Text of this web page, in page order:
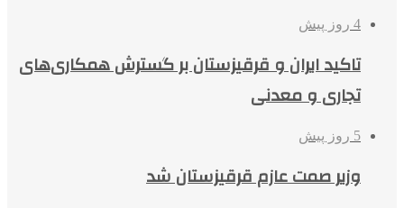
4 روز پیش
تاکید ایران و قرقیزستان بر گسترش همکاری‌های
تجاری و معدنی
5 روز پیش
وزیر صمت عازم قرقیزستان شد